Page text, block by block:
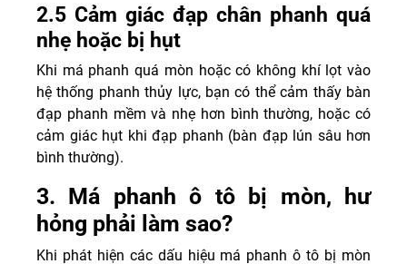
2.5 Cảm giác đạp chân phanh quá
nhẹ hoặc bị hụt
Khi má phanh quá mòn hoặc có không khí lọt vào
hệ thống phanh thủy lực, bạn có thể cảm thấy bàn
đạp phanh mềm và nhẹ hơn bình thường, hoặc có
cảm giác hụt khi đạp phanh (bàn đạp lún sâu hơn
bình thường).
3. Má phanh ô tô bị mòn, hư
hỏng phải làm sao?
Khi phát hiện các dấu hiệu má phanh ô tô bị mòn